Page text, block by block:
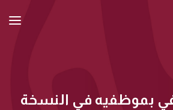
بموظفيه في النسخة